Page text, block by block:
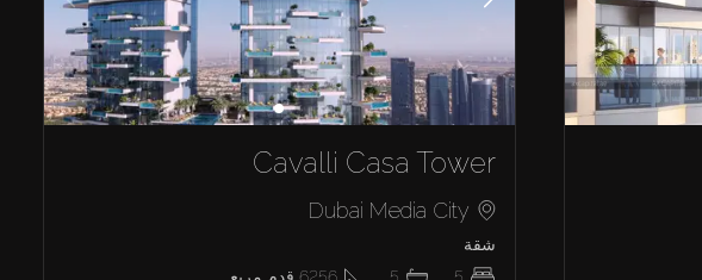
Cavalli Casa Tower
Dubai Media City
شقة